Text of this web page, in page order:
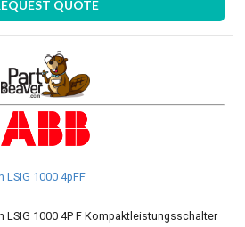
QUOTE
LSIG 1000 4pFF
LSIG 1000 4P F Kompaktleistungsschalter